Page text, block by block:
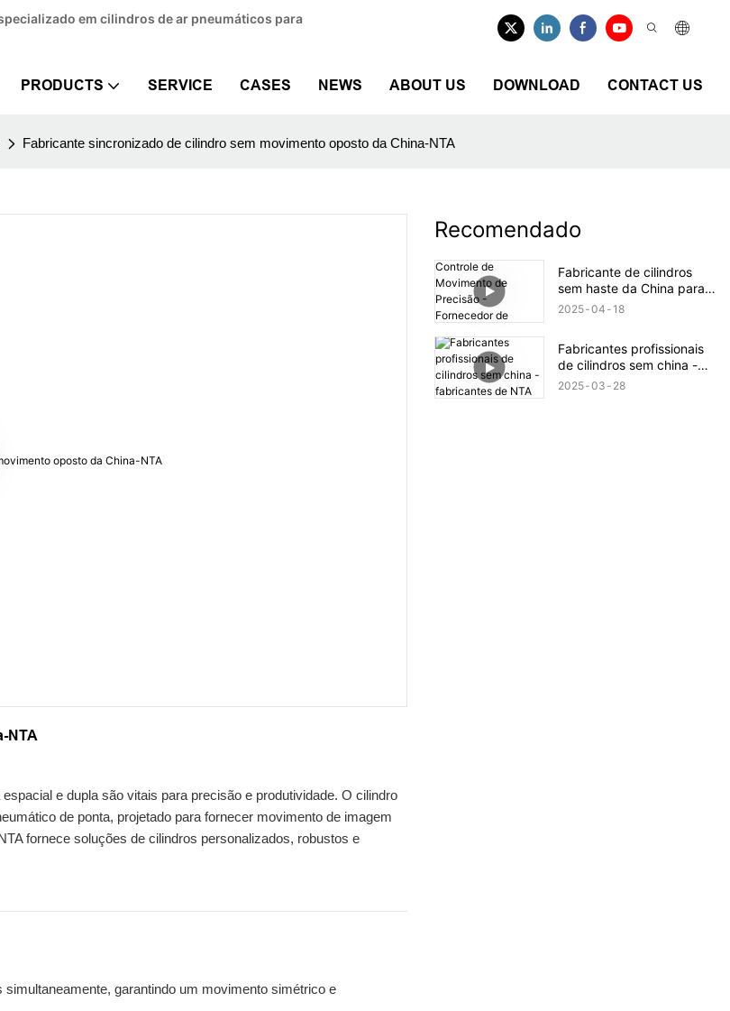
em cilindros de ar pneumáticos para
PRODUCTS SERVICE CASES NEWS ABOUT US DOWNLOAD CONTACT US
Fabricante sincronizado de cilindro sem movimento oposto da China-NTA
NTA
e dupla são vitais para precisão e produtividade. O cilindro
de ponta, projetado para fornecer movimento de imagem
fornece soluções de cilindros personalizados, robustos e
garantindo um movimento simétrico e
Recomendado
Fabricante de cilindros
sem haste da China para
Controle de Movimento de
Fabricantes | NTA
2025 04 18
Fabricantes profissionais
de cilindros sem china -
fabricantes de NTA
2025 03 28